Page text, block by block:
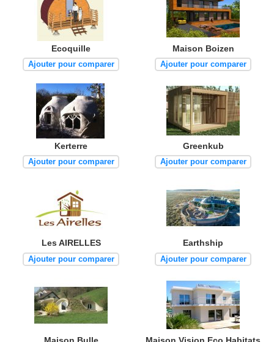
Ecoquille
Ajouter pour comparer
Maison Boizen
Ajouter pour comparer
Kerterre
Ajouter pour comparer
Greenkub
Ajouter pour comparer
Les AIRELLES
Ajouter pour comparer
Earthship
Ajouter pour comparer